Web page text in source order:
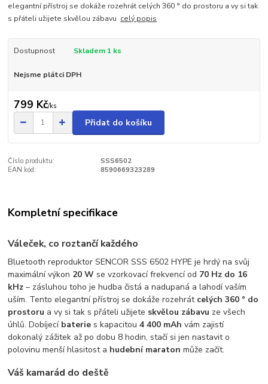
elegantní přístroj se dokáže rozehrát celých 360 ° do prostoru a vy si tak
s přáteli užijete skvělou zábavu celý popis
Dostupnost Skladem 1 ks
Nejsme plátci DPH
799 Kč/ks
Přidat do košíku
Číslo produktu:
SSS6502
EAN kód:
8590669323289
Kompletní specifikace
Váleček, co roztančí každého
Bluetooth reproduktor SENCOR SSS 6502 HYPE je hrdý na svůj
maximální výkon 20 W se vzorkovací frekvencí od 70 Hz do 16
kHz – zásluhou toho je hudba čistá a nadupaná a lahodí vaším
uším. Tento elegantní přístroj se dokáže rozehrát celých 360 ° do
prostoru a vy si tak s přáteli užijete skvělou zábavu ze všech
úhlů. Dobíjecí baterie s kapacitou4 400 mAh vám zajistí
dokonalý zážitek až po dobu 8 hodin, stačí si jen nastavit o
polovinu menší hlasitost a hudební maraton může začít.
Váš kamarád do deště